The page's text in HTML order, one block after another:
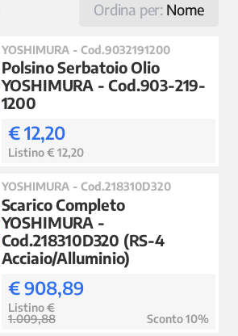
Ordina per: Nome
YOSHIMURA - Cod.9032191200
Polsino Serbatoio Olio
YOSHIMURA - Cod.903-219-
1200
€ 12,20
Listino € 12,20
YOSHIMURA - Cod.218310D320
Scarico Completo
YOSHIMURA -
Cod.218310D320 (RS-4
Acciaio/Alluminio)
€ 908,89
Listino€
1.009,88 Sconto 10%